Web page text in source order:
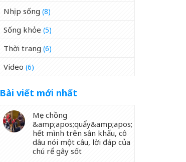
Nhịp sống (8)
Sống khỏe (5)
Thời trang (6)
Video (6)
Bài viết mới nhất
Mẹ chồng
&amp;apos;quẩy&amp;apos;
hết mình trên sân khấu, cô
dâu nói một câu, lời đáp của
chú rể gây sốt